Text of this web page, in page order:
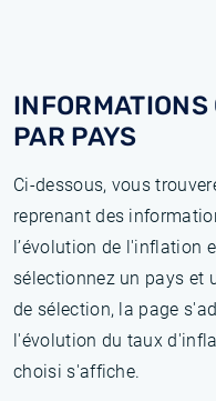
PAR PAYS
Ci-dessous, vous
reprenant des
l’évolution de l'inflation
sélectionnez un pays et
de sélection, la page
l'évolution du taux
choisi s'affiche.